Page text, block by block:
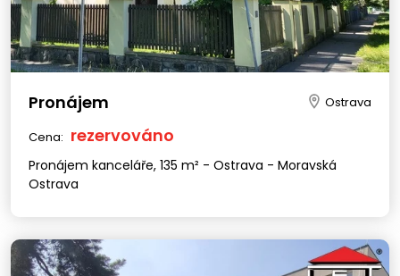
Pronájem Ostrava
Cena: rezervováno
Pronájem kanceláře, 135 m² - Ostrava - Moravská
Ostrava